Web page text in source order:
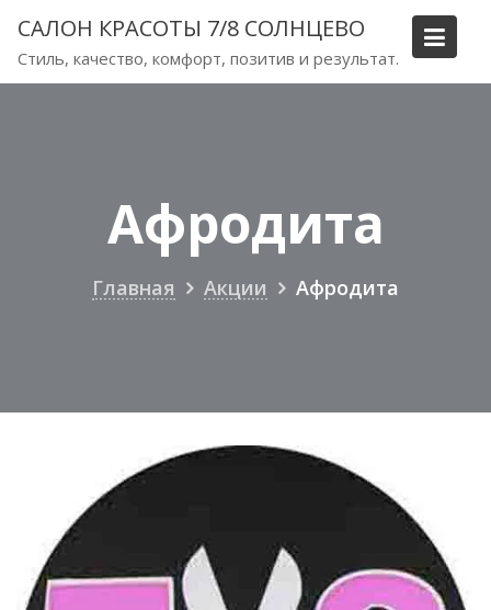
содержимому
САЛОН КРАСОТЫ 7/8 СОЛНЦЕВО
Стиль, качество, комфорт, позитив и результат.
Афродита
Главная Акции Афродита